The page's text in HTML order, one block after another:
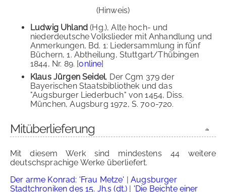
(Hinweis)
Ludwig Uhland(Hg.), Alte hoch- und
niederdeutsche Volkslieder mit Anhandlung und
Anmerkungen, Bd. 1: Liedersammlung in fünf
Büchern, 1. Abtheilung, Stuttgart/Thübingen
1844, Nr. 89. [online]
Klaus Jürgen Seidel, Der Cgm 379 der
Bayerischen Staatsbibliothek und das
"Augsburger Liederbuch" von 1454, Diss.
München, Augsburg 1972, S. 700-720.
Mitüberlieferung
Mit diesem Werk sind mindestens 44 weitere
deutschsprachige Werke überliefert.
Der arme Konrad: 'Frau Metze' |Augsburger
Stadtchroniken des 15. Jh.s (dt.) | 'Die Beichte einer